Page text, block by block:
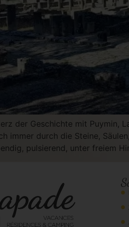
der Geschichte mit Puymin,
immer durch die Steine,
pulsierend, unter freiem